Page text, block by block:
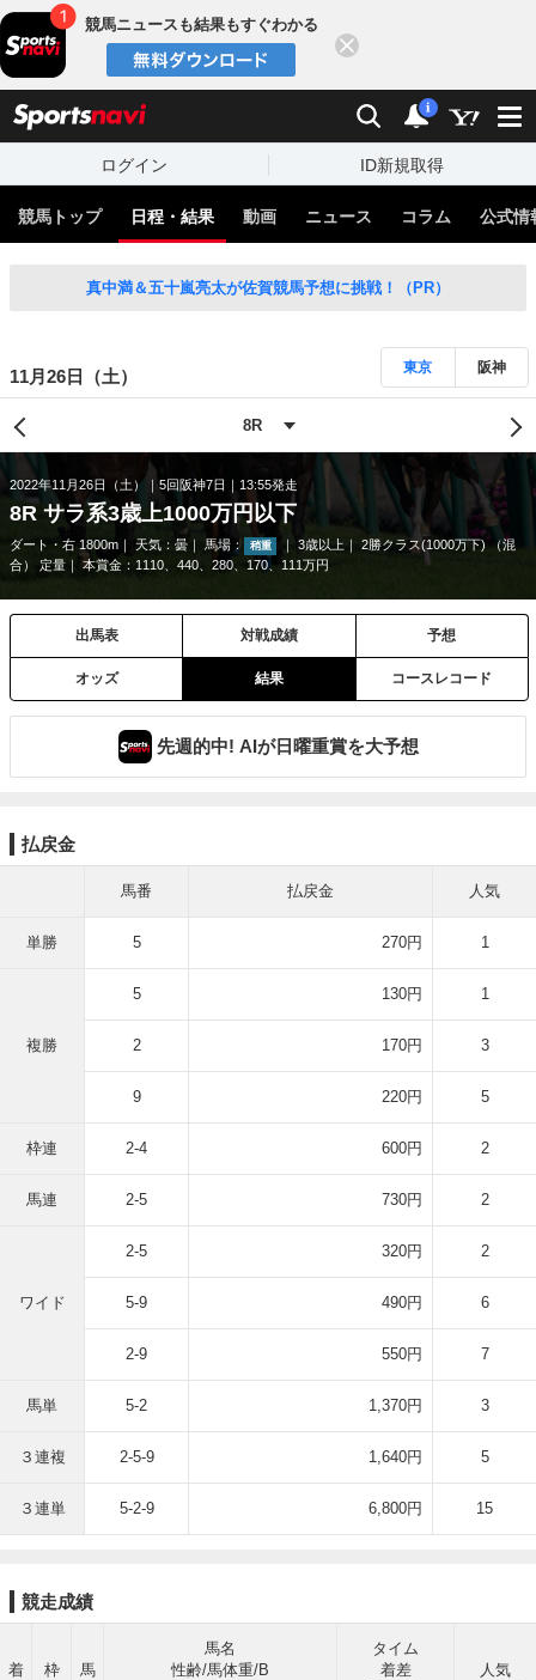
競馬ニュースも結果もすぐわかる
検索 通知
i
ログイン ID新規取得
競馬トップ 日程・結果 動画 ニュース コラム 公式情
真中満＆五十嵐亮太が佐賀競馬予想に挑戦！（PR）
11月26日（土） 東京 阪神
2022年11月26日（土） 5回阪神7日 13:55発走
8R サラ系3歳上1000万円以下
ダート・右 1800m 天気： 曇 馬場： 稍重 3歳以上
2勝クラス(1000万下) （混
合） 定量
本賞金：1110、440、280、170、111万円
出馬表 対戦成績 予想
オッズ 結果 コースレコード
先週的中! AIが日曜重賞を大予想
払戻金
馬番 払戻金 人気
単勝 5 270円 1
複勝
5 130円 1
2 170円 3
9 220円 5
枠連 2-4 600円 2
馬連 2-5 730円 2
ワイド
2-5 320円 2
5-9 490円 6
2-9 550円 7
馬単 5-2 1,370円 3
３連複 2-5-9 1,640円 5
３連単 5-2-9 6,800円 15
競走成績
着
枠
馬
馬名
性齢/馬体重/B
タイム
着差
人気